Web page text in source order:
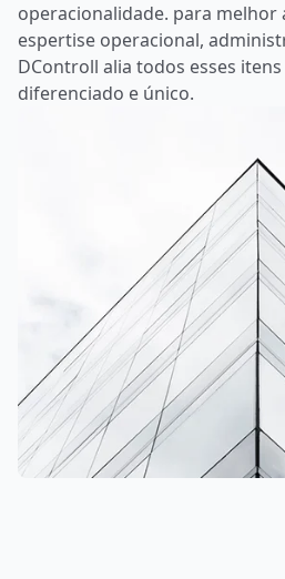
operacionalidade. para melhor
espertise operacional,
DControll alia todos esses
diferenciado e único.